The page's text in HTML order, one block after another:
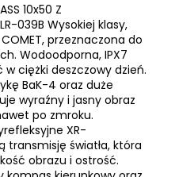
10x50 Z
LR-039B Wysokiej klasy,
przeznaczona do
Wodoodporna, IPX7
ciężki deszczowy dzień.
BaK-4 oraz duże
wyraźny i jasny obraz
po zmroku.
XR-
transmisję światła, która
obrazu i ostrość.